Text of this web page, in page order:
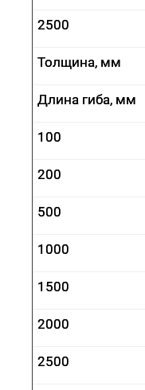
2500
2500
Толщина, мм
Толщина, мм
Длина гиба, мм
Длина гиба, мм
100
100
200
200
500
500
1000
1000
1500
1500
2000
2000
2500
2500